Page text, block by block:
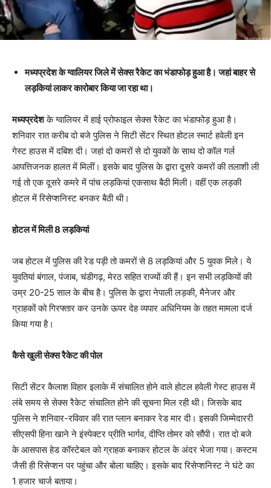
मध्यप्रदेश के ग्वालियर जिले में सेक्स रैकेट का भंडाफोड़ हुआ है। जहां बाहर से
लड़कियां लाकर कारोबार किया जा रहा था।
मध्यप्रदेशके ग्वालियर में हाई प्रोफाइल सेक्स रैकेट का भंडाफोड़ हुआ है।
शनिवार रात करीब दो बजे पुलिस ने सिटी सेंटर स्थित होटल स्मार्ट हवेली इन
गेस्ट हाउस में दबिश दी। जहां दो कमरों से दो युवकों के साथ दो कॉल गर्ल
आपत्तिजनक हालत में मिलीं। इसके बाद पुलिस के द्वारा दूसरे कमरों की तलाशी ली
गई तो एक दूसरे कमरे में पांच लड़कियां एकसाथ बैठी मिली। वहीं एक लड़की
होटल में रिसेप्शनिस्ट बनकर बैठी थी।
होटल में मिली 8 लड़कियां
जब होटल में पुलिस की रेड पड़ी तो कमरों से 8 लड़कियां और 5 युवक मिले। ये
युवतियां बंगाल, पंजाब, चंडीगढ़, मेरठ सहित राज्यों की हैं। इन सभी लड़कियों की
उम्र 20-25 साल के बीच है। पुलिस के द्वारा नेपाली लड़की, मैनेजर और
ग्राहकों को गिरफ्तार कर उनके ऊपर देह व्यपार अधिनियम के तहत मामला दर्ज
किया गया है।
कैसे खुली सेक्स रैकेट की पोल
सिटी सेंटर कैलाश विहार इलाके में संचालित होने वाले होटल हवेली गेस्ट हाउस में
लंबे समय से सेक्स रैकेट संचालित होने की सूचना मिल रही थी। जिसके बाद
पुलिस ने शनिवार-रविवार की रात प्लान बनाकर रेड मार दी। इसकी जिम्मेदाररी
सीएसपी हिना खाने ने इंस्पेक्टर प्रीति भार्गव, दीप्ति तोमर को सौंपी। रात दो बजे
के आसपास हेड कॉस्टेबल को ग्राहक बनाकर होटल के अंदर भेजा गया। कस्टम
जैसी ही रिसेप्शन पर पहुंचा और बोला चाहिए। इसके बाद रिसेप्शनिस्ट ने घंटे का
1 हजार चार्ज बताया।